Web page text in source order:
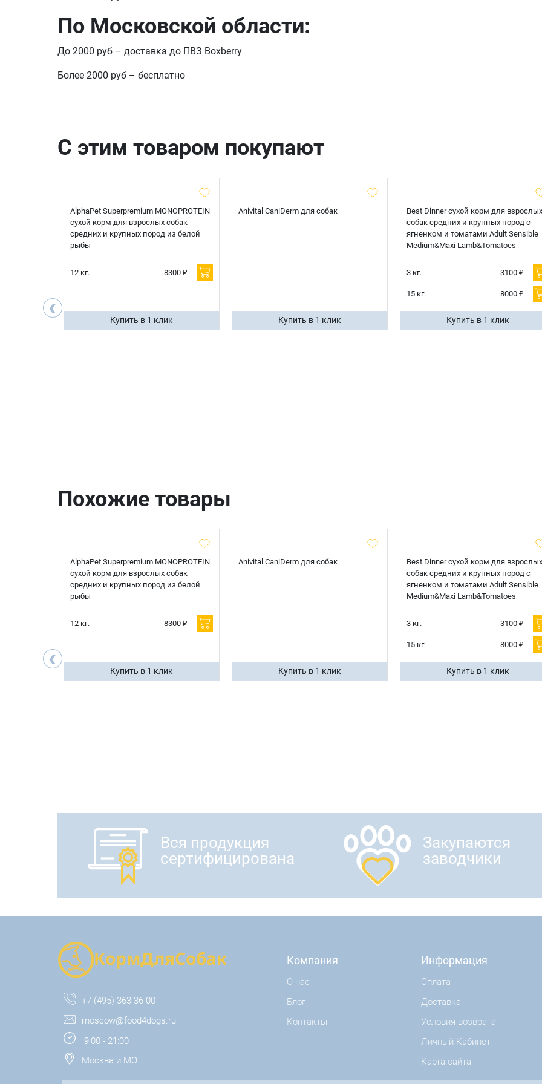
По Московской области:
До 2000 руб – доставка до ПВЗ Boxberry
Более 2000 руб – бесплатно
С этим товаром покупают
‹
AlphaPet Superpremium MONOPROTEIN
сухой корм для взрослых собак
средних и крупных пород из белой
рыбы
12 кг. 8300 ₽
Купить в 1 клик
Anivital CaniDerm для собак
Купить в 1 клик
Best Dinner сухой корм для взрослых
собак средних и крупных пород с
ягненком и томатами Adult Sensible
Medium&Maxi Lamb&Tomatoes
3 кг. 3100 ₽
15 кг. 8000 ₽
Купить в 1 клик
Похожие товары
‹
AlphaPet Superpremium MONOPROTEIN
сухой корм для взрослых собак
средних и крупных пород из белой
рыбы
12 кг. 8300 ₽
Купить в 1 клик
Anivital CaniDerm для собак
Купить в 1 клик
Best Dinner сухой корм для взрослых
собак средних и крупных пород с
ягненком и томатами Adult Sensible
Medium&Maxi Lamb&Tomatoes
3 кг. 3100 ₽
15 кг. 8000 ₽
Купить в 1 клик
Вся продукция
сертифицирована
Закупаются
заводчики
+7 (495) 363-36-00
moscow@food4dogs.ru
9:00 - 21:00
Москва и МО
Компания
О нас
Блог
Контакты
Информация
Оплата
Доставка
Условия возврата
Личный Кабинет
Карта сайта
Телефон